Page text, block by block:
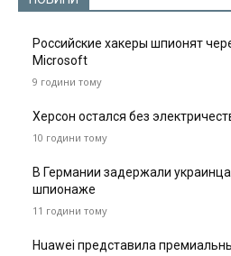
Российские хакеры шпионят
Microsoft
9 години тому
Херсон остался без
10 години тому
В Германии задержали
шпионаже
11 години тому
Huawei представила